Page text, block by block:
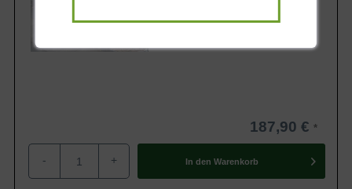
187,90 €
- + In den Warenkorb